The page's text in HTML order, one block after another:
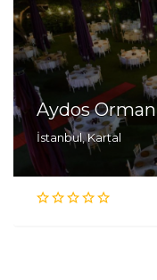
Aydos
İstanbul, Kartal